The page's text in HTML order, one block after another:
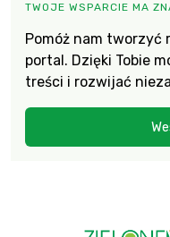
TWOJE WSPARCIE MA
Pomóż nam tworzyć
portal. Dzięki Tobie
treści i rozwijać